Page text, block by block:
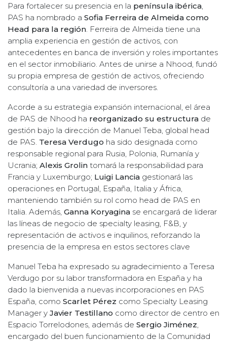
Para fortalecer su presencia en la península ibérica,
PAS ha nombrado a Sofia Ferreira de Almeida como
Head para la región. Ferreira de Almeida tiene una
amplia experiencia en gestión de activos, con
antecedentes en banca de inversión y roles importantes
en el sector inmobiliario. Antes de unirse a Nhood, fundó
su propia empresa de gestión de activos, ofreciendo
consultoría a una variedad de inversores.
Acorde a su estrategia expansión internacional, el área
de PAS de Nhood ha reorganizado su estructura de
gestión bajo la dirección de Manuel Teba, global head
de PAS. Teresa Verdugo ha sido designada como
responsable regional para Rusia, Polonia, Rumanía y
Ucrania; Alexis Grolin tomará la responsabilidad para
Francia y Luxemburgo; Luigi Lancia gestionará las
operaciones en Portugal, España, Italia y África,
manteniendo también su rol como head de PAS en
Italia. Además, Ganna Koryagina se encargará de liderar
las líneas de negocio de specialty leasing, F&B, y
representación de activos e inquilinos, reforzando la
presencia de la empresa en estos sectores clave
Manuel Teba ha expresado su agradecimiento a Teresa
Verdugo por su labor transformadora en España y ha
dado la bienvenida a nuevas incorporaciones en PAS
España, como Scarlet Pérez como Specialty Leasing
Manager y Javier Testillano como director de centro en
Espacio Torrelodones, además de Sergio Jiménez,
encargado del buen funcionamiento de la Comunidad